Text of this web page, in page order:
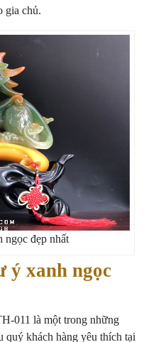
gia chủ.
ngọc đẹp nhất
ý xanh ngọc
011 là một trong những
khách hàng yêu thích tại